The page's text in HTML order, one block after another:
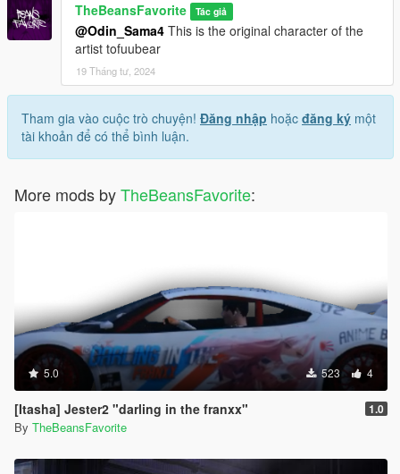
TheBeansFavorite Tác giả
@Odin_Sama4 This is the original character of the
artist tofuubear
19 Tháng tư, 2024
Tham gia vào cuộc trò chuyện! Đăng nhập hoặc đăng ký một
tài khoản để có thể bình luận.
More mods byTheBeansFavorite:
5.0 523 4
[Itasha] Jester2 "darling in the franxx" 1.0
By TheBeansFavorite